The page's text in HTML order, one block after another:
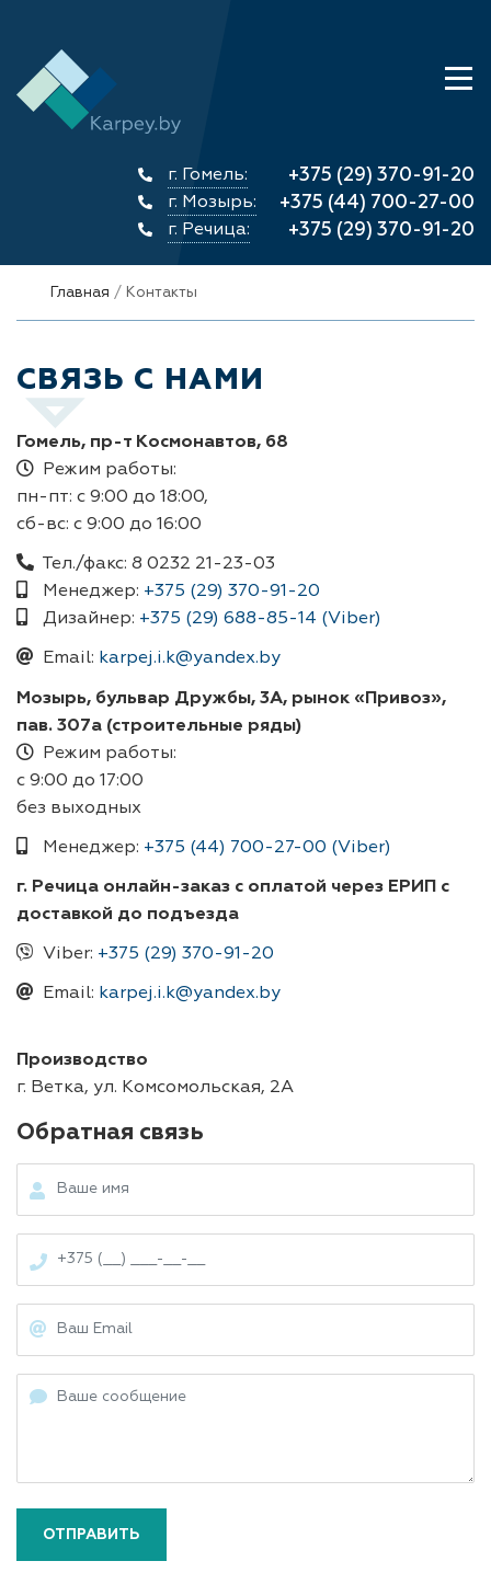
г. Гомель: +375 (29) 370-91-20
г. Мозырь: +375 (44) 700-27-00
г. Речица: +375 (29) 370-91-20
Главная Контакты
СВЯЗЬ С НАМИ
Гомель, пр-т Космонавтов, 68
Режим работы:
пн-пт: с 9:00 до 18:00,
сб-вс: с 9:00 до 16:00
Тел./факс: 8 0232 21-23-03
Менеджер: +375 (29) 370-91-20
Дизайнер: +375 (29) 688-85-14 (Viber)
Email: karpej.i.k@yandex.by
Мозырь, бульвар Дружбы, 3А, рынок «Привоз»,
пав. 307а (строительные ряды)
Режим работы:
с 9:00 до 17:00
без выходных
Менеджер: +375 (44) 700-27-00 (Viber)
г. Речица онлайн-заказ c оплатой через ЕРИП с
доставкой до подъезда
Viber: +375 (29) 370-91-20
Email: karpej.i.k@yandex.by
Производство
г. Ветка, ул. Комсомольская, 2A
Обратная связь
имя
телефон
Email
сообщение
ОТПРАВИТЬ